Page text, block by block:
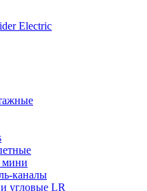
Electric
мини
каналы
угловые LR